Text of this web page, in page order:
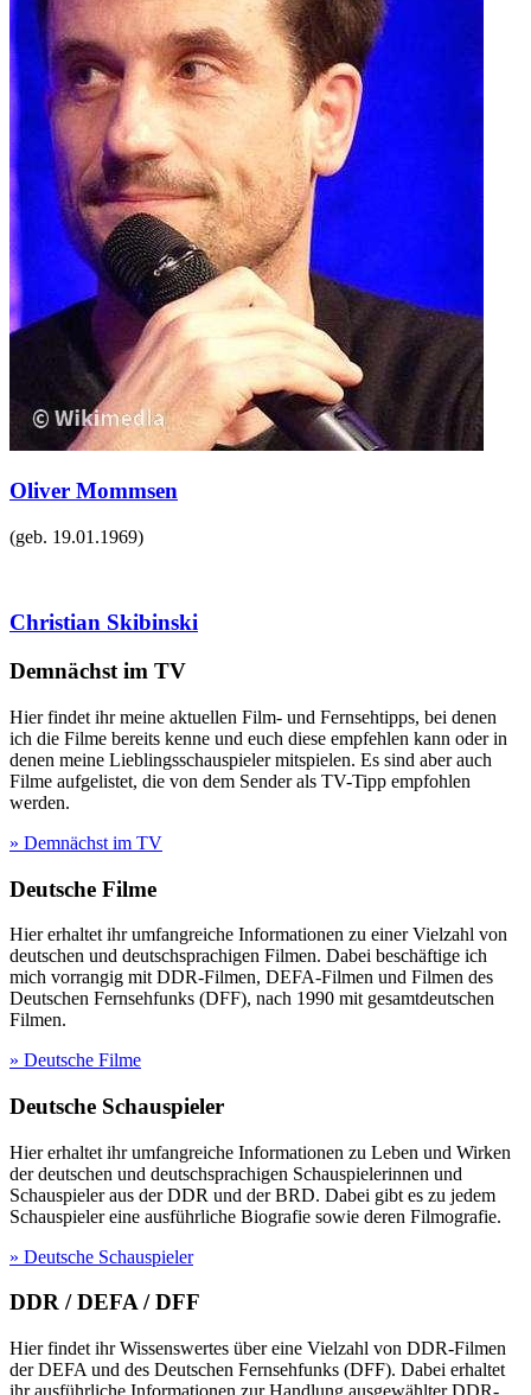
Oliver Mommsen
(geb. 19.01.1969)
Christian Skibinski
Demnächst im TV
Hier findet ihr meine aktuellen Film- und Fernsehtipps, bei denen
ich die Filme bereits kenne und euch diese empfehlen kann oder in
denen meine Lieblingsschauspieler mitspielen. Es sind aber auch
Filme aufgelistet, die von dem Sender als TV-Tipp empfohlen
werden.
» Demnächst im TV
Deutsche Filme
Hier erhaltet ihr umfangreiche Informationen zu einer Vielzahl von
deutschen und deutschsprachigen Filmen. Dabei beschäftige ich
mich vorrangig mit DDR-Filmen, DEFA-Filmen und Filmen des
Deutschen Fernsehfunks (DFF), nach 1990 mit gesamtdeutschen
Filmen.
» Deutsche Filme
Deutsche Schauspieler
Hier erhaltet ihr umfangreiche Informationen zu Leben und Wirken
der deutschen und deutschsprachigen Schauspielerinnen und
Schauspieler aus der DDR und der BRD. Dabei gibt es zu jedem
Schauspieler eine ausführliche Biografie sowie deren Filmografie.
» Deutsche Schauspieler
DDR / DEFA / DFF
Hier findet ihr Wissenswertes über eine Vielzahl von DDR-Filmen
der DEFA und des Deutschen Fernsehfunks (DFF). Dabei erhaltet